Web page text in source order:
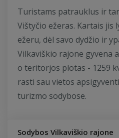
Turistams patrauklus ir
Vištyčio ežeras. Kartais jis
ežeru, dėl savo dydžio ir
Vilkaviškio rajone gyvena
o teritorjos plotas - 1259
rasti sau vietos
turizmo sodybose.
Sodybos Vilkaviškio rajone